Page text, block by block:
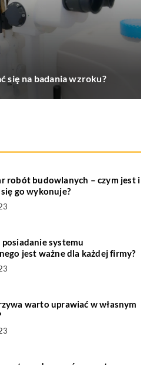
się na badania wzroku?
robót budowlanych – czym jest i
go wykonuje?
posiadanie systemu
jest ważne dla każdej firmy?
warto uprawiać w własnym